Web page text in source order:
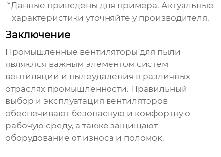
*Данные приведены для примера. Актуальные
характеристики уточняйте у производителя.
Заключение
Промышленные вентиляторы для пыли
являются важным элементом систем
вентиляции и пылеудаления в различных
отраслях промышленности. Правильный
выбор и эксплуатация вентиляторов
обеспечивают безопасную и комфортную
рабочую среду, а также защищают
оборудование от износа и поломок.